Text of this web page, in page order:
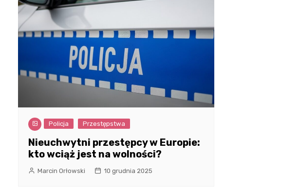
Policja Przestępstwa
Nieuchwytni przestępcy w Europie:
kto wciąż jest na wolności?
Marcin Orłowski 10 grudnia 2025